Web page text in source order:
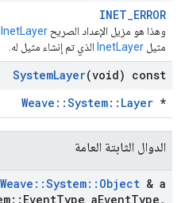
INET_ERROR
وهذا هو مزيل الإعداد الصريحInetLayer
مثيل InetLayer الذي تم إنشاء مثيل له.
SystemLayer(void) const
Weave::System::Layer *
الدوال الثابتة العامة
Weave ::System:: Object & a
:: EventType aEventType ,